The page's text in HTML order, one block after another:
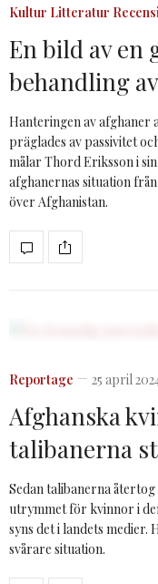
Kultur Litteratur
En bild av en
behandling
Hanteringen av afghaner
präglades av passivitet
målar Thord Eriksson i
afghanernas situation
över Afghanistan.
Reportage 25 april
Afghanska
talibanerna
Sedan talibanerna
utrymmet för kvinnor i
syns det i landets
svårare situation.